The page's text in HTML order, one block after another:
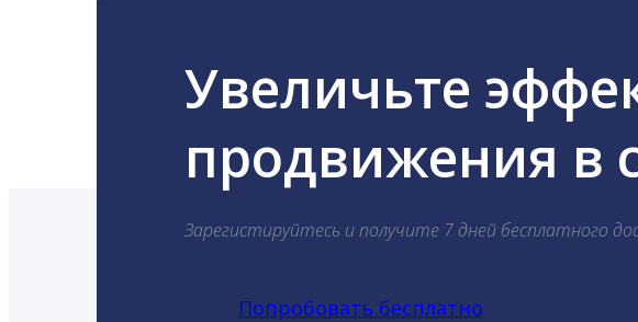
Увеличьте
продвижения в
Зарегистируйтесь и получите 7 дней бесплатного
Попробовать бесплатно